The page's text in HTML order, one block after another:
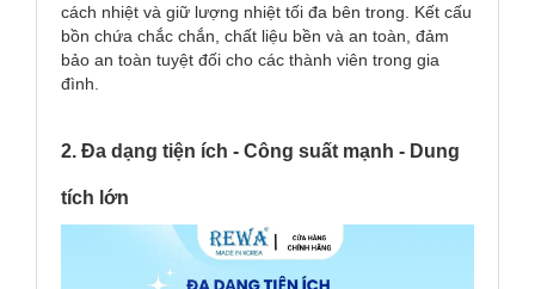
cách nhiệt và giữ lượng nhiệt tối đa bên trong. Kết cấu
bồn chứa chắc chắn, chất liệu bền và an toàn, đảm
bảo an toàn tuyệt đối cho các thành viên trong gia
đình.
2. Đa dạng tiện ích - Công suất mạnh - Dung
tích lớn